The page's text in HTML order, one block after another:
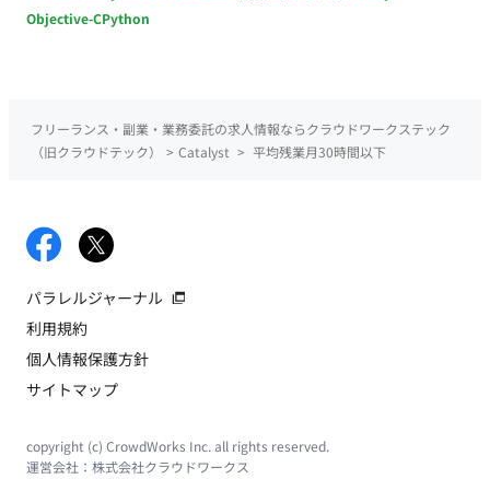
Objective-CPython
フリーランス・副業・業務委託の求人情報ならクラウドワークステック
（旧クラウドテック）
> Catalyst > 平均残業月30時間以下
パラレルジャーナル
利用規約
個人情報保護方針
サイトマップ
copyright (c) CrowdWorks Inc. all rights reserved.
運営会社： 株式会社クラウドワークス